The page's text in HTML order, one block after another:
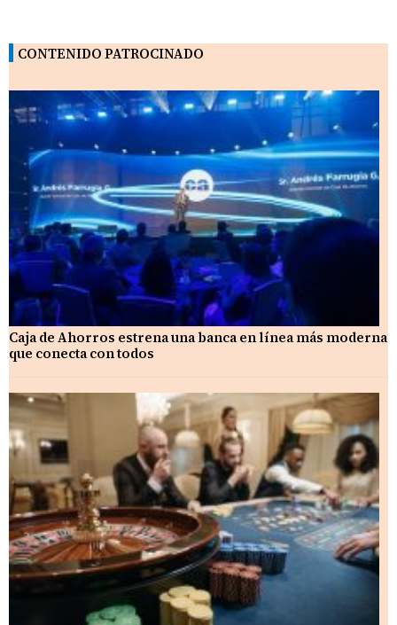
CONTENIDO PATROCINADO
Caja de Ahorros estrena una banca en línea más moderna
que conecta con todos